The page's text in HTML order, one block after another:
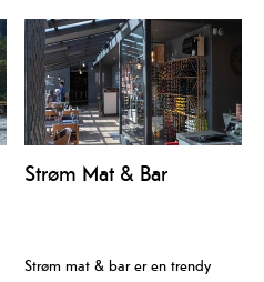
Strøm Mat & Bar
Strøm mat & bar er en trendy